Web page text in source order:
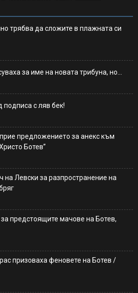
трябва да сложите в плажната си
за име на новата трибуна, но…
с ляв бек!
предложението за анекс към
Ботев”
Левски за разпространение на
предстоящите мачове на Ботев,
призоваха феновете на Ботев /